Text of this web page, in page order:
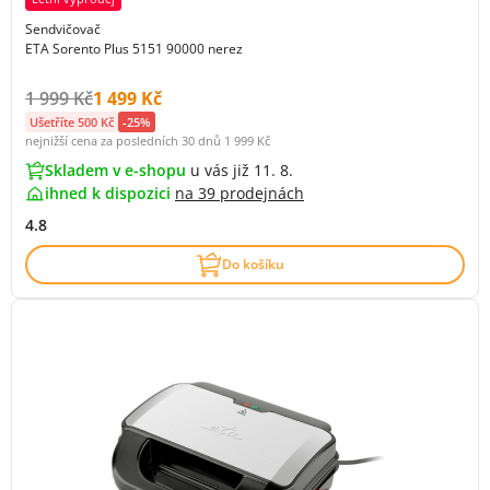
Sendvičovač
ETA Sorento Plus 5151 90000 nerez
Původní cena s DPH:
1 999 KčCena s DPH:
1 499 Kč
Ušetříte 500 Kč -25%
nejnižší cena za posledních 30 dnů 1 999 Kč
Skladem v e-shopu u vás již 11. 8.
ihned k dispozici na 39 prodejnách
4.8
Do košíku